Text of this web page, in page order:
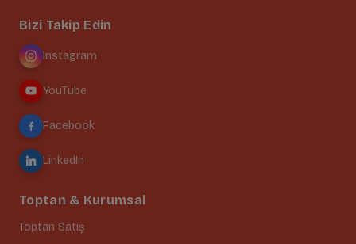
Bizi Takip Edin
Instagram
YouTube
Facebook
LinkedIn
Toptan & Kurumsal
Toptan Satış